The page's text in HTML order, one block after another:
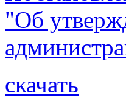
"Об
скачать